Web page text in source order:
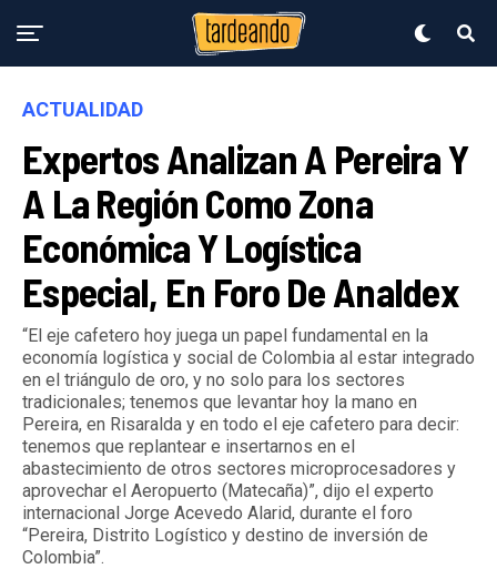
ACTUALIDAD
Expertos Analizan A Pereira Y
A La Región Como Zona
Económica Y Logística
Especial, En Foro De Analdex
“El eje cafetero hoy juega un papel fundamental en la
economía logística y social de Colombia al estar integrado
en el triángulo de oro, y no solo para los sectores
tradicionales; tenemos que levantar hoy la mano en
Pereira, en Risaralda y en todo el eje cafetero para decir:
tenemos que replantear e insertarnos en el
abastecimiento de otros sectores microprocesadores y
aprovechar el Aeropuerto (Matecaña)”, dijo el experto
internacional Jorge Acevedo Alarid, durante el foro
“Pereira, Distrito Logístico y destino de inversión de
Colombia”.